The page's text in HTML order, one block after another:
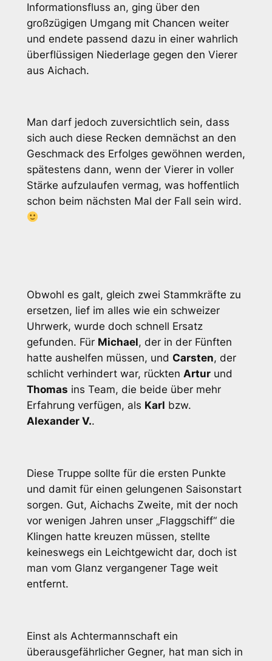
Informationsfluss an, ging über den
großzügigen Umgang mit Chancen weiter
und endete passend dazu in einer wahrlich
überflüssigen Niederlage gegen den Vierer
aus Aichach.
Man darf jedoch zuversichtlich sein, dass
sich auch diese Recken demnächst an den
Geschmack des Erfolges gewöhnen werden,
spätestens dann, wenn der Vierer in voller
Stärke aufzulaufen vermag, was hoffentlich
schon beim nächsten Mal der Fall sein wird.
Obwohl es galt, gleich zwei Stammkräfte zu
ersetzen, lief im alles wie ein schweizer
Uhrwerk, wurde doch schnell Ersatz
gefunden. Für Michael, der in der Fünften
hatte aushelfen müssen, und Carsten, der
schlicht verhindert war, rückten Arturund
Thomas ins Team, die beide über mehr
Erfahrung verfügen, als Karl bzw.
Alexander V..
Diese Truppe sollte für die ersten Punkte
und damit für einen gelungenen Saisonstart
sorgen. Gut, Aichachs Zweite, mit der noch
vor wenigen Jahren unser „Flaggschiff“ die
Klingen hatte kreuzen müssen, stellte
keineswegs ein Leichtgewicht dar, doch ist
man vom Glanz vergangener Tage weit
entfernt.
Einst als Achtermannschaft ein
überausgefährlicher Gegner, hat man sich in